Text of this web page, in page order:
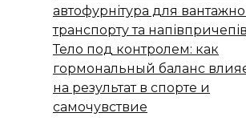
автофурнітура для
транспорту та напівпричепів
Тело под контролем: как
гормональный баланс
на результат в спорте и
самочувствие